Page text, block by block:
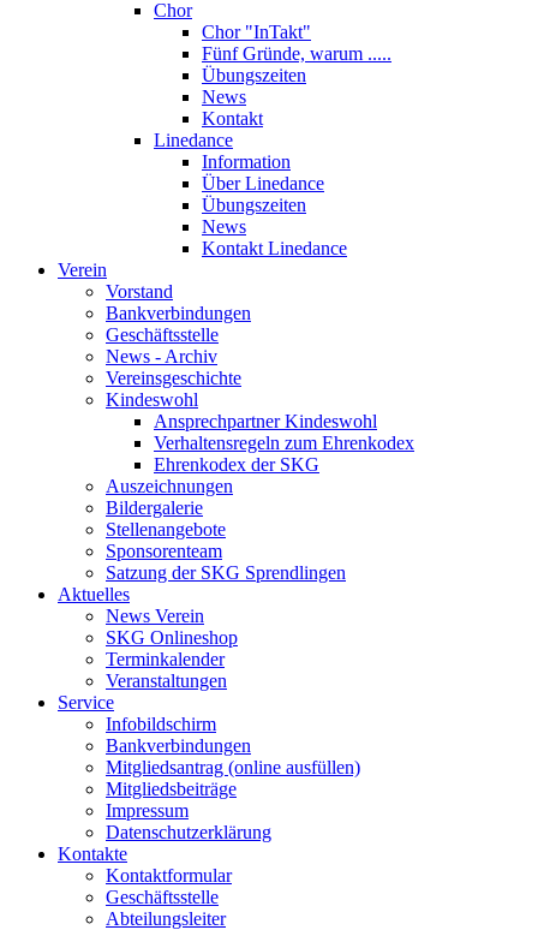
Chor
Chor "InTakt"
Fünf Gründe, warum .....
Übungszeiten
News
Kontakt
Linedance
Information
Über Linedance
Übungszeiten
News
Kontakt Linedance
Verein
Vorstand
Bankverbindungen
Geschäftsstelle
News - Archiv
Vereinsgeschichte
Kindeswohl
Ansprechpartner Kindeswohl
Verhaltensregeln zum Ehrenkodex
Ehrenkodex der SKG
Auszeichnungen
Bildergalerie
Stellenangebote
Sponsorenteam
Satzung der SKG Sprendlingen
Aktuelles
News Verein
SKG Onlineshop
Terminkalender
Veranstaltungen
Service
Infobildschirm
Bankverbindungen
Mitgliedsantrag (online ausfüllen)
Mitgliedsbeiträge
Impressum
Datenschutzerklärung
Kontakte
Kontaktformular
Geschäftsstelle
Abteilungsleiter